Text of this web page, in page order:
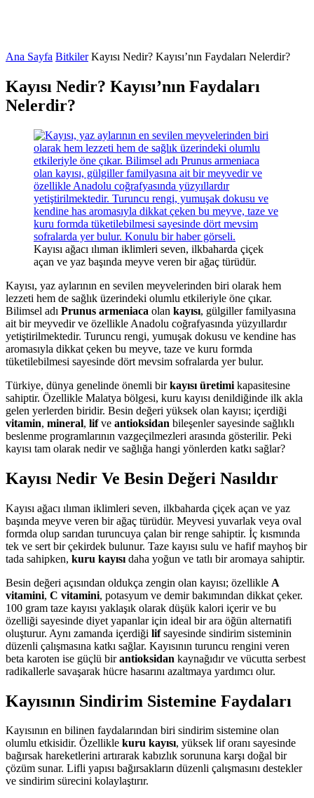
Ana Sayfa Bitkiler Kayısı Nedir? Kayısı’nın Faydaları Nelerdir?
Kayısı Nedir? Kayısı’nın Faydaları
Nelerdir?
Kayısı ağacı ılıman iklimleri seven, ilkbaharda çiçek
açan ve yaz başında meyve veren bir ağaç türüdür.
Kayısı, yaz aylarının en sevilen meyvelerinden biri olarak hem
lezzeti hem de sağlık üzerindeki olumlu etkileriyle öne çıkar.
Bilimsel adı Prunus armeniaca olan kayısı, gülgiller familyasına
ait bir meyvedir ve özellikle Anadolu coğrafyasında yüzyıllardır
yetiştirilmektedir. Turuncu rengi, yumuşak dokusu ve kendine has
aromasıyla dikkat çeken bu meyve, taze ve kuru formda
tüketilebilmesi sayesinde dört mevsim sofralarda yer bulur.
Türkiye, dünya genelinde önemli birkayısı üretimi kapasitesine
sahiptir. Özellikle Malatya bölgesi, kuru kayısı denildiğinde ilk akla
gelen yerlerden biridir. Besin değeri yüksek olan kayısı; içerdiği
vitamin, mineral, lifve antioksidan bileşenler sayesinde sağlıklı
beslenme programlarının vazgeçilmezleri arasında gösterilir. Peki
kayısı tam olarak nedir ve sağlığa hangi yönlerden katkı sağlar?
Kayısı Nedir Ve Besin Değeri Nasıldır
Kayısı ağacı ılıman iklimleri seven, ilkbaharda çiçek açan ve yaz
başında meyve veren bir ağaç türüdür. Meyvesi yuvarlak veya oval
formda olup sarıdan turuncuya çalan bir renge sahiptir. İç kısmında
tek ve sert bir çekirdek bulunur. Taze kayısı sulu ve hafif mayhoş bir
tada sahipken, kuru kayısı daha yoğun ve tatlı bir aromaya sahiptir.
Besin değeri açısından oldukça zengin olan kayısı; özellikle A
vitamini, C vitamini, potasyum ve demir bakımından dikkat çeker.
100 gram taze kayısı yaklaşık olarak düşük kalori içerir ve bu
özelliği sayesinde diyet yapanlar için ideal bir ara öğün alternatifi
oluşturur. Aynı zamanda içerdiği lifsayesinde sindirim sisteminin
düzenli çalışmasına katkı sağlar. Kayısının turuncu rengini veren
beta karoten ise güçlü birantioksidan kaynağıdır ve vücutta serbest
radikallerle savaşarak hücre hasarını azaltmaya yardımcı olur.
Kayısının Sindirim Sistemine Faydaları
Kayısının en bilinen faydalarından biri sindirim sistemine olan
olumlu etkisidir. Özellikle kuru kayısı, yüksek lif oranı sayesinde
bağırsak hareketlerini artırarak kabızlık sorununa karşı doğal bir
çözüm sunar. Lifli yapısı bağırsakların düzenli çalışmasını destekler
ve sindirim sürecini kolaylaştırır.